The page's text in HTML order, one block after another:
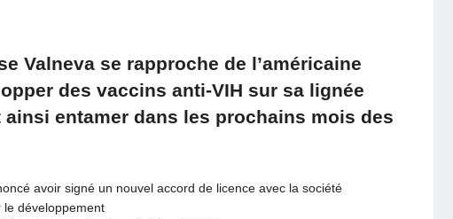
Valneva se rapproche de l’américaine
des vaccins anti-VIH sur sa lignée
entamer dans les prochains mois des
avoir signé un nouvel accord de licence avec la société
le développement